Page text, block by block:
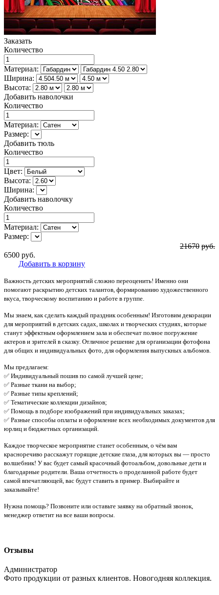
Заказать
Количество
Материал:
Ширина:
Высота:
Добавить наволочки
Количество
Материал:
Размер:
Добавить тюль
Количество
Цвет:
Высота:
Ширина:
Добавить наволочку
Количество
Материал:
Размер:
21670 руб.
6500 руб.
Добавить в корзину
Важность детских мероприятий сложно переоценить! Именно они
помогают раскрытию детских талантов, формированию художественного
вкуса, творческому воспитанию и работе в группе.
Мы знаем, как сделать каждый праздник особенным! Изготовим декорации
для мероприятий в детских садах, школах и творческих студиях, которые
станут эффектным оформлением зала и обеспечат полное погружение
актеров и зрителей в сказку. Отличное решение для организации фотофона
для общих и индивидуальных фото, для оформления выпускных альбомов.
Мы предлагаем:
✅ Индивидуальный пошив по самой лучшей цене;
✅ Разные ткани на выбор;
✅ Разные типы креплений;
✅ Тематические коллекции дизайнов;
✅ Помощь в подборе изображений при индивидуальных заказах;
✅ Разные способы оплаты и оформление всех необходимых документов для
юрлиц и бюджетных организаций.
Каждое творческое мероприятие станет особенным, о чём вам
красноречиво расскажут горящие детские глаза, для которых вы — просто
волшебник! У вас будет самый красочный фотоальбом, довольные дети и
благодарные родители. Ваша отчетность о проделанной работе будет
самой впечатляющей, вас будут ставить в пример. Выбирайте и
заказывайте!
Нужна помощь? Позвоните или оставьте заявку на обратный звонок,
менеджер ответит на все ваши вопросы.
Отзывы
Администратор
Фото продукции от разных клиентов. Новогодняя коллекция.